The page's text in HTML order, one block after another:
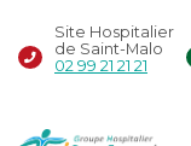
Site Hospitalier
de Saint-Malo
02 99 21 21 21